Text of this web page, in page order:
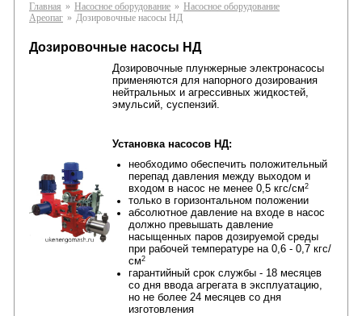
Главная » Насосное оборудование » Насосное оборудование
Ареопаг » Дозировочные насосы НД
Дозировочные насосы НД
Дозировочные плунжерные электронасосы
применяются для напорного дозирования
нейтральных и агрессивных жидкостей,
эмульсий, суспензий.
Установка насосов НД:
необходимо обеспечить положительный
перепад давления между выходом и
входом в насос не менее 0,5 кгс/см2
только в горизонтальном положении
абсолютное давление на входе в насос
должно превышать давление
насыщенных паров дозируемой среды
при рабочей температуре на 0,6 - 0,7 кгс/
см2
гарантийный срок службы - 18 месяцев
со дня ввода агрегата в эксплуатацию,
но не более 24 месяцев со дня
изготовления